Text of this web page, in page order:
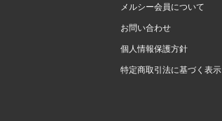
メルシー会員について
お問い合わせ
個人情報保護方針
特定商取引法に基づく表示